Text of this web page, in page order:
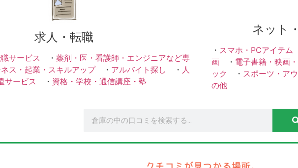
求人・転職
サービス ・ 薬剤・医・看護師・エンジニアなど専
ネス・起業・スキルアップ・ アルバイト探し ・ 人
サービス ・ 資格・学校・通信講座・塾
ネット
・ スマホ・PCアイテム
画 ・ 電子書籍・映画
ック
・ スポーツ・ア
の他